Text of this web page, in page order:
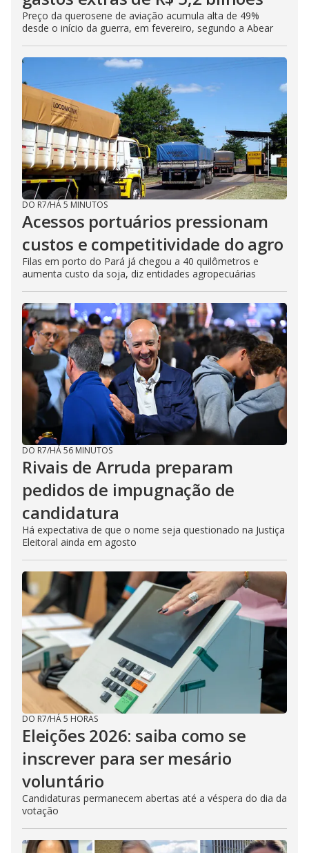
Preço da querosene de aviação acumula alta de 49%
desde o início da guerra, em fevereiro, segundo a Abear
DO R7/HÁ 5 MINUTOS
Acessos portuários pressionam
custos e competitividade do agro
Filas em porto do Pará já chegou a 40 quilômetros e
aumenta custo da soja, diz entidades agropecuárias
DO R7/HÁ 56 MINUTOS
Rivais de Arruda preparam
pedidos de impugnação de
candidatura
Há expectativa de que o nome seja questionado na Justiça
Eleitoral ainda em agosto
DO R7/HÁ 5 HORAS
Eleições 2026: saiba como se
inscrever para ser mesário
voluntário
Candidaturas permanecem abertas até a véspera do dia da
votação